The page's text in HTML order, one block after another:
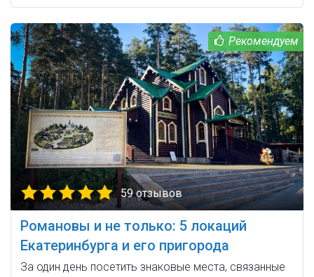
59 отзывов
Романовы и не только: 5 локаций
Екатеринбурга и его пригорода
За один день посетить знаковые места, связанные